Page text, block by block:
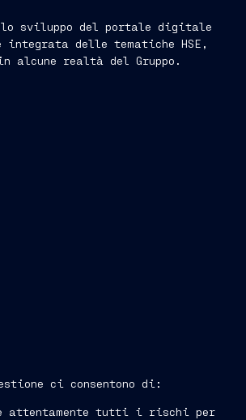
lo sviluppo del portale digitale
integrata delle tematiche HSE,
alcune realtà del Gruppo.
ci consentono di:
attentamente tutti i rischi per